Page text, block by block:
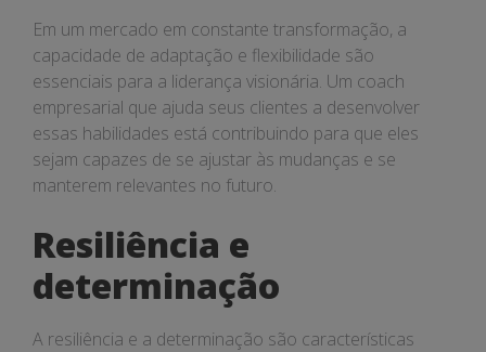
Em um mercado em constante transformação, a
capacidade de adaptação e flexibilidade são
essenciais para a liderança visionária. Um coach
empresarial que ajuda seus clientes a desenvolver
essas habilidades está contribuindo para que eles
sejam capazes de se ajustar às mudanças e se
manterem relevantes no futuro.
Resiliência e
determinação
A resiliência e a determinação são características